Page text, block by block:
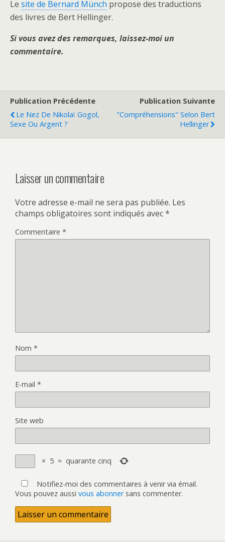
Le site de Bernard Münch propose des traductions
des livres de Bert Hellinger.
Si vous avez des remarques, laissez-moi un
commentaire.
Publication Précédente
Le Nez De Nikolaï Gogol,
Sexe Ou Argent ?
Publication Suivante
"Compréhensions" Selon Bert
Hellinger
Laisser un commentaire
Votre adresse e-mail ne sera pas publiée. Les
champs obligatoires sont indiqués avec*
Commentaire *
Nom *
E-mail *
Site web
× 5 = quarante cinq
Notifiez-moi des commentaires à venir via émail.
Vous pouvez aussi vous abonnersans commenter.